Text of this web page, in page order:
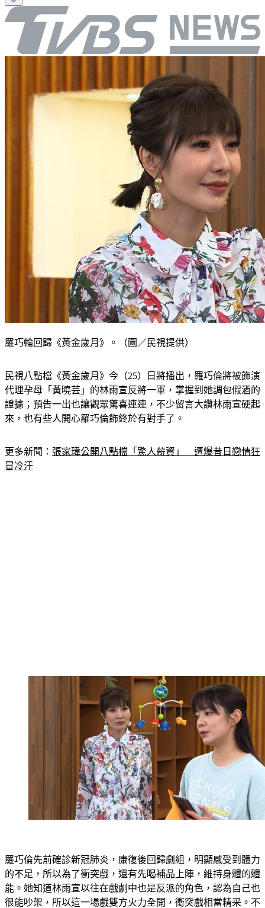
羅巧輪回歸《黃金歲月》。（圖／民視提供）
民視八點檔《黃金歲月》今（25）日將播出，羅巧倫將被飾演
代理孕母「黃曉芸」的林雨宣反將一軍，掌握到她調包假酒的
證據；預告一出也讓觀眾驚喜連連，不少留言大讚林雨宣硬起
來，也有些人開心羅巧倫飾終於有對手了。
更多新聞： 張家瑋公開八點檔「驚人薪資」　遭爆昔日戀情狂
冒冷汗
羅巧倫先前確診新冠肺炎，康復後回歸劇組，明顯感受到體力
的不足，所以為了衝突戲，還有先喝補品上陣，維持身體的體
能。她知道林雨宣以往在戲劇中也是反派的角色，認為自己也
很能吵架，所以這一場戲雙方火力全開，衝突戲相當精采。不